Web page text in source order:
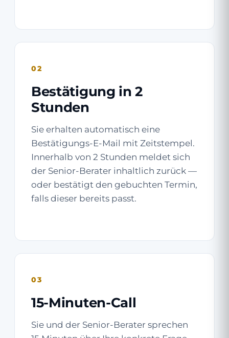
02
Bestätigung in 2
Stunden
Sie erhalten automatisch eine
Bestätigungs-E-Mail mit Zeitstempel.
Innerhalb von 2 Stunden meldet sich
der Senior-Berater inhaltlich zurück —
oder bestätigt den gebuchten Termin,
falls dieser bereits passt.
03
15-Minuten-Call
Sie und der Senior-Berater sprechen